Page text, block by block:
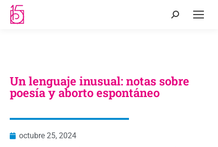
Un lenguaje inusual: notas sobre
poesía y aborto espontáneo
octubre 25, 2024